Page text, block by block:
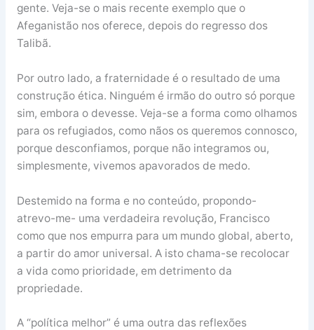
gente. Veja-se o mais recente exemplo que o
Afeganistão nos oferece, depois do regresso dos
Talibã.
Por outro lado, a fraternidade é o resultado de uma
construção ética. Ninguém é irmão do outro só porque
sim, embora o devesse. Veja-se a forma como olhamos
para os refugiados, como nãos os queremos connosco,
porque desconfiamos, porque não integramos ou,
simplesmente, vivemos apavorados de medo.
Destemido na forma e no conteúdo, propondo-
atrevo-me- uma verdadeira revolução, Francisco
como que nos empurra para um mundo global, aberto,
a partir do amor universal. A isto chama-se recolocar
a vida como prioridade, em detrimento da
propriedade.
A “política melhor” é uma outra das reflexões